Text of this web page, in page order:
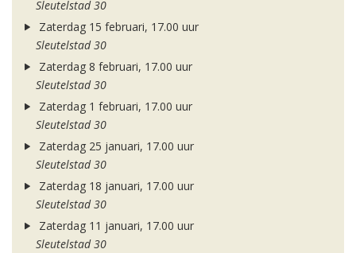
Sleutelstad 30
Zaterdag 15 februari, 17.00 uur
Sleutelstad 30
Zaterdag 8 februari, 17.00 uur
Sleutelstad 30
Zaterdag 1 februari, 17.00 uur
Sleutelstad 30
Zaterdag 25 januari, 17.00 uur
Sleutelstad 30
Zaterdag 18 januari, 17.00 uur
Sleutelstad 30
Zaterdag 11 januari, 17.00 uur
Sleutelstad 30